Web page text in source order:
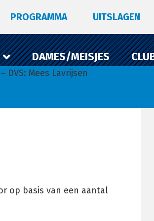
PROGRAMMA UITSLAGEN
DAMES/MEISJES
DVS: Mees Lavrijsen
op basis van een aantal